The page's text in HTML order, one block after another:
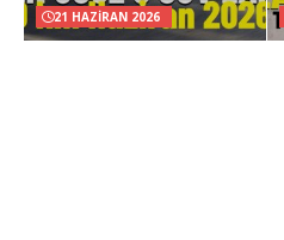
21 HAZIRAN 2026